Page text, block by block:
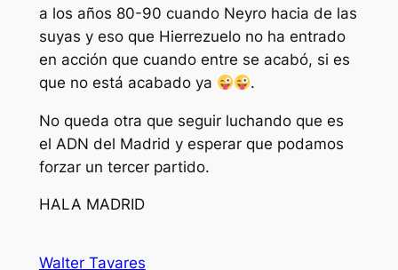
a los años 80-90 cuando Neyro hacia de las
suyas y eso que Hierrezuelo no ha entrado
en acción que cuando entre se acabó, si es
que no está acabado ya
.
No queda otra que seguir luchando que es
el ADN del Madrid y esperar que podamos
forzar un tercer partido.
HALA MADRID
Walter Tavares